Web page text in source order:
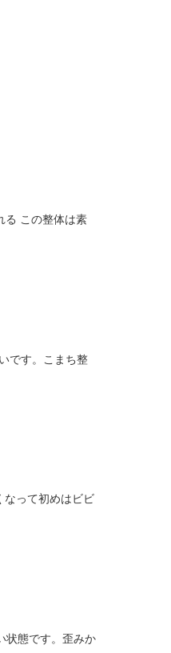
る この整体は素
です。こまち整
なって初めはビビ
状態です。歪みか